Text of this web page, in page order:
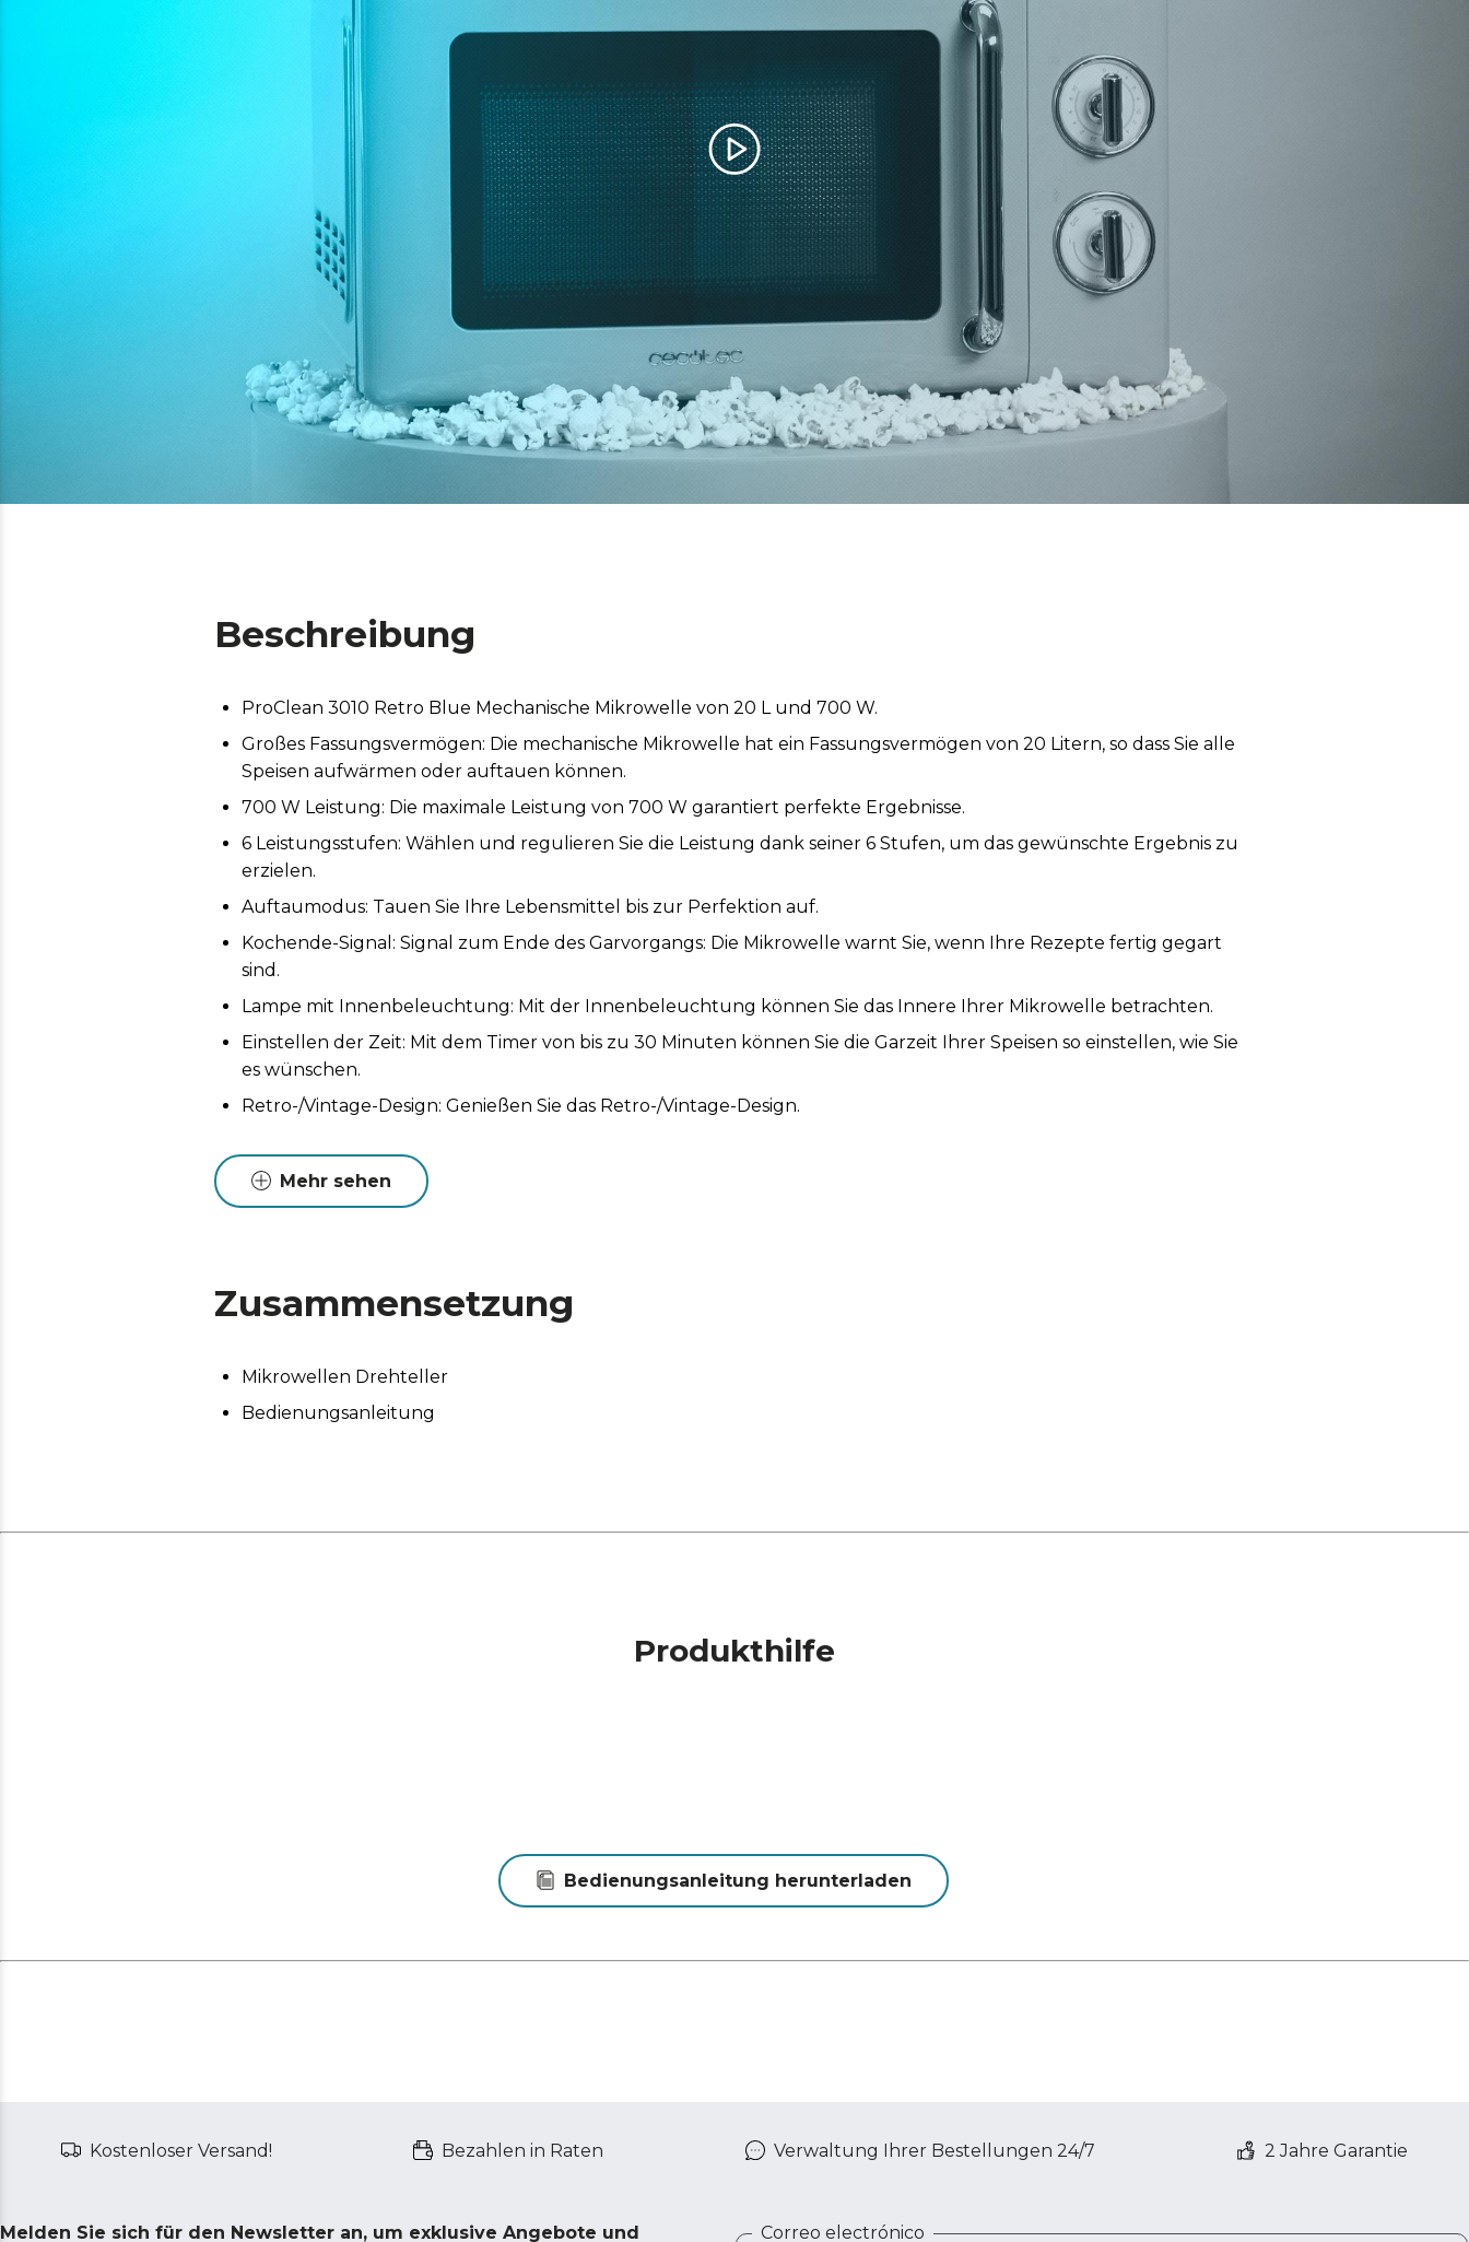
Beschreibung
ProClean 3010 Retro Blue Mechanische Mikrowelle von 20 L und 700 W.
Großes Fassungsvermögen: Die mechanische Mikrowelle hat ein Fassungsvermögen von 20 Litern, so dass Sie alle
Speisen aufwärmen oder auftauen können.
700 W Leistung: Die maximale Leistung von 700 W garantiert perfekte Ergebnisse.
6 Leistungsstufen: Wählen und regulieren Sie die Leistung dank seiner 6 Stufen, um das gewünschte Ergebnis zu
erzielen.
Auftaumodus: Tauen Sie Ihre Lebensmittel bis zur Perfektion auf.
Kochende-Signal: Signal zum Ende des Garvorgangs: Die Mikrowelle warnt Sie, wenn Ihre Rezepte fertig gegart
sind.
Lampe mit Innenbeleuchtung: Mit der Innenbeleuchtung können Sie das Innere Ihrer Mikrowelle betrachten.
Einstellen der Zeit: Mit dem Timer von bis zu 30 Minuten können Sie die Garzeit Ihrer Speisen so einstellen, wie Sie
es wünschen.
Retro-/Vintage-Design: Genießen Sie das Retro-/Vintage-Design.
Mehr sehen
Zusammensetzung
Mikrowellen Drehteller
Bedienungsanleitung
Produkthilfe
Bedienungsanleitung herunterladen
Kostenloser Versand! Bezahlen in Raten Verwaltung Ihrer Bestellungen 24/7 2 Jahre Garantie
Melden Sie sich für den Newsletter an, um exklusive Angebote und Correo electrónico